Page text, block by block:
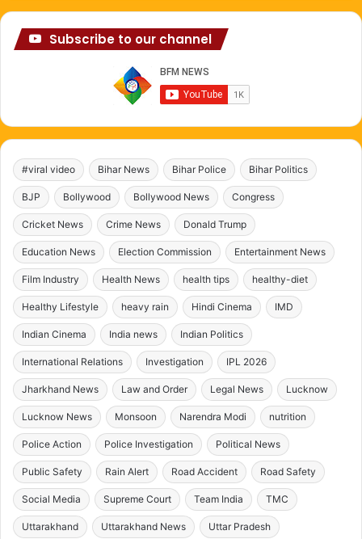
Subscribe to our channel
#viral video Bihar News Bihar Police Bihar Politics
BJP Bollywood Bollywood News Congress
Cricket News Crime News Donald Trump
Education News Election Commission Entertainment News
Film Industry Health News health tips healthy-diet
Healthy Lifestyle heavy rain Hindi Cinema IMD
Indian Cinema India news Indian Politics
International Relations Investigation IPL 2026
Jharkhand News Law and Order Legal News Lucknow
Lucknow News Monsoon Narendra Modi nutrition
Police Action Police Investigation Political News
Public Safety Rain Alert Road Accident Road Safety
Social Media Supreme Court Team India TMC
Uttarakhand Uttarakhand News Uttar Pradesh